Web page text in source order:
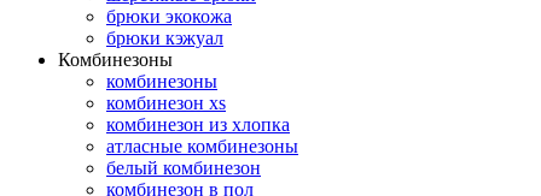
брюки экокожа
брюки кэжуал
Комбинезоны
комбинезоны
комбинезон xs
комбинезон из хлопка
атласные комбинезоны
белый комбинезон
комбинезон в пол